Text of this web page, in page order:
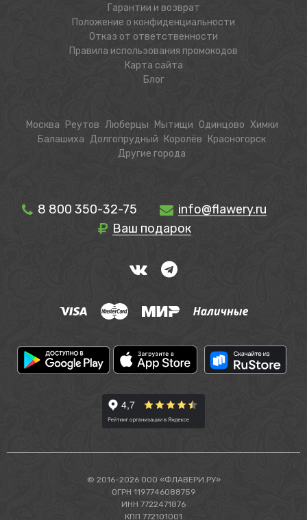
Гарантии и возврат
Положение о конфиденциальности
Отказ от ответственности
Правила использования промокодов
Карта сайта
Блог
Москва Реутов Люберцы Мытищи Одинцово Химки
Балашиха Долгопрудный Королёв
Красногорск
Другие города
8 800 350-32-75
info@flawery.ru
Ваш подарок
© 2016-2026 ООО «ФЛАВЕРИ.РУ»
ОГРН 1197746088759
ИНН 7722471876
КПП 772101001